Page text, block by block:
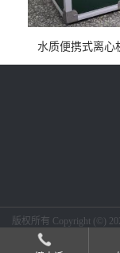
水质便携式离心
2022地表水总磷
版权所有 Copyright (©)
术支持：